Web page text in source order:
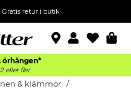
Gratis retur i butik
örhängen*
eller fler
& klämmor